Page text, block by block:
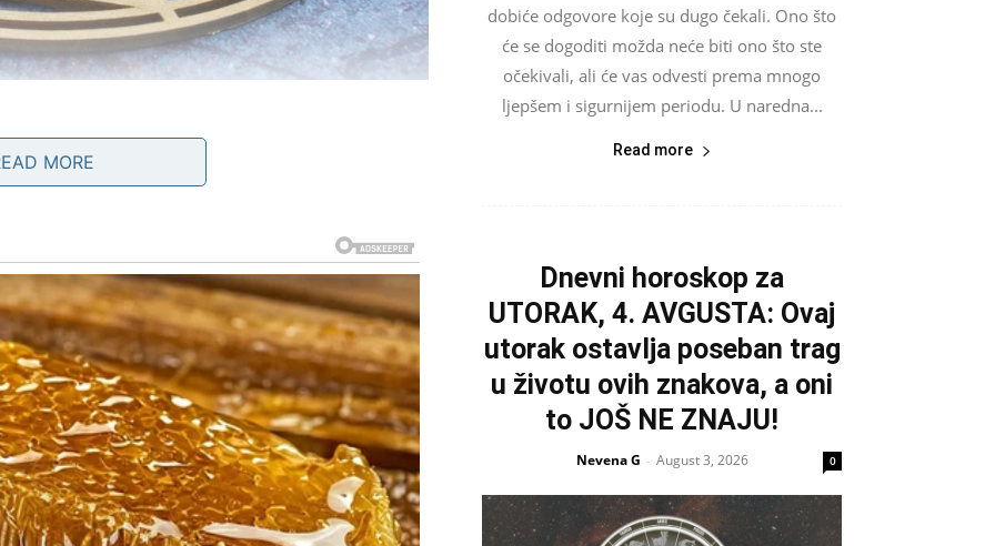
da vam se obrati.
sagledate stvari drugačije
MORE
dobiće odgovore koje su dugo čekali. Ono što
će se dogoditi možda neće biti ono što ste
očekivali, ali će vas odvesti prema mnogo
ljepšem i sigurnijem periodu. U naredna...
Read more
Dnevni horoskop za
UTORAK, 4. AVGUSTA: Ovaj
utorak ostavlja poseban trag
u životu ovih znakova, a oni
to JOŠ NE ZNAJU!
Nevena G - August 3, 2026 0